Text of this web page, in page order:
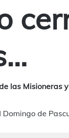
las Misioneras
de